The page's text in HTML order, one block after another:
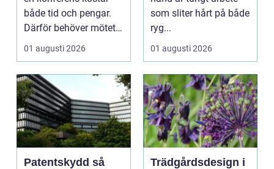
både tid och pengar.
Därför behöver mötet
ge verkligt värd...
01 augusti 2026
som sliter hårt på både
ryg...
01 augusti 2026
Patentskydd så
Trädgårdsdesign i